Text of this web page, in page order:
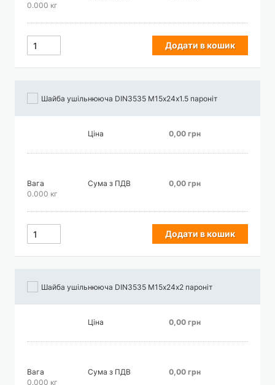
0.000 кг
Додати в кошик
Шайба ушільнююча DIN3535 М15х24х1.5 пароніт
Ціна 0,00 грн
Вага
0.000 кг
Сума з ПДВ 0,00 грн
Додати в кошик
Шайба ушільнююча DIN3535 М15х24х2 пароніт
Ціна 0,00 грн
Вага
0.000 кг
Сума з ПДВ 0,00 грн